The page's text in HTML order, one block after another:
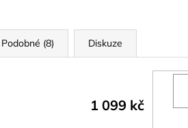
Podobné (8) Diskuze
1 099 kč